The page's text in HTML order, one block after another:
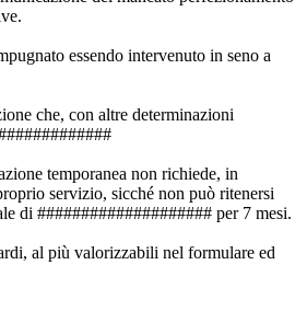
essendo intervenuto in seno a
che, con altre determinazioni
temporanea non richiede, in
servizio, sicché non può ritenersi
di #################### per 7 mesi.
al più valorizzabili nel formulare ed